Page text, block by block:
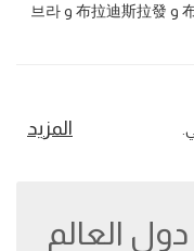
ብራቲስላቫ و ブラチスラヴァ و 布拉迪斯拉发 و 布拉迪斯拉發 و 브라
المزيد
العالم